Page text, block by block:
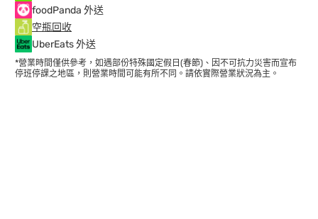
foodPanda 外送
空瓶回收
UberEats 外送
*營業時間僅供參考，如遇部份特殊國定假日(春節)、因不可抗力災害而宣布
停班停課之地區，則營業時間可能有所不同。請依實際營業狀況為主。